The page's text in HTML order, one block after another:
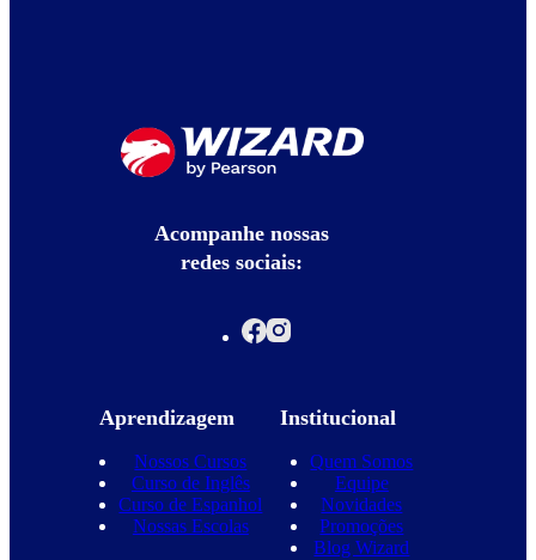
Acompanhe nossas
redes sociais:
Aprendizagem
Nossos Cursos
Curso de Inglês
Curso de Espanhol
Nossas Escolas
Institucional
Quem Somos
Equipe
Novidades
Promoções
Blog Wizard